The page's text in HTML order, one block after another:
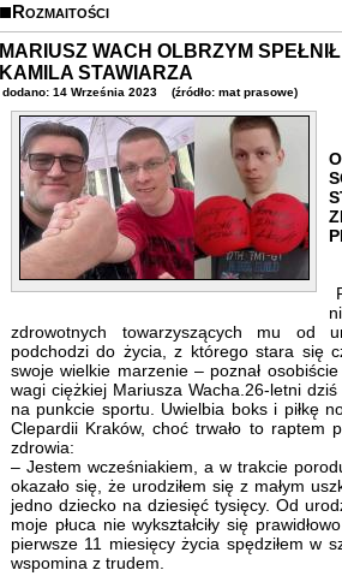
Rozmaitości
MARIUSZ WACH OLBRZYM
KAMILA STAWIARZA
dodano: 14 Września 2023 (źródło: mat prasowe)
zdrowotnych towarzyszących mu od
podchodzi do życia, z którego stara się
swoje wielkie marzenie – poznał
wagi ciężkiej Mariusza Wacha.26-letni
na punkcie sportu. Uwielbia boks i piłkę
Clepardii Kraków, choć trwało to raptem
zdrowia:
– Jestem wcześniakiem, a w trakcie
okazało się, że urodziłem się z małym
jedno dziecko na dziesięć tysięcy. Od
moje płuca nie wykształciły się
pierwsze 11 miesięcy życia spędziłem w
wspomina z trudem.